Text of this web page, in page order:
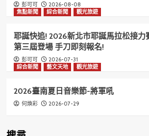
彭可可
2026-08-08
焦點新聞
綜合新聞 觀光旅遊
耶誕快追! 2026新北市耶誕馬拉松接
第三屆登場 手刀即刻報名!
彭可可
2026-07-31
綜合新聞
藝文天地 觀光旅遊
2026臺南夏日音樂節-將軍吼
何煥彩 2026-07-29